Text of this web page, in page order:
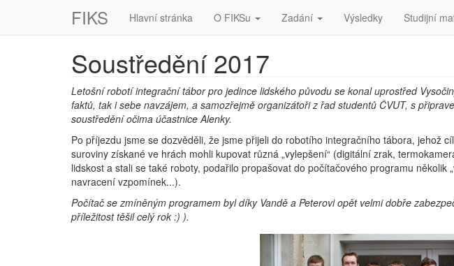
FIKS Hlavní stránka O FIKSu Zadání Výsledky Studijní
Soustředění 2017
Letošní robotí integrační tábor pro jedince lidského původu se konal uprostřed
faktů, tak i sebe navzájem, a samozřejmě organizátoři z řad studentů ČVUT, s
soustředění očima účastnice Alenky.
Po příjezdu jsme se dozvěděli, že jsme přijeli do robotího integračního tábora, jehož
suroviny získané ve hrách mohli kupovat různá „vylepšení“ (digitální zrak,
lidskost a stali se také roboty, podařilo propašovat do počítačového programu
navracení vzpomínek...).
Počítač se zmíněným programem byl díky Vandě a Peterovi opět velmi dobře
příležitost těšil celý rok :) ).